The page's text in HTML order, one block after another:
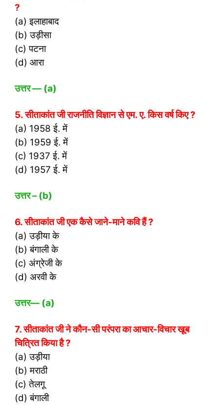
?
(a) इलाहाबाद
(b) उड़ीसा
(c) पटना
(d) आरा
उत्तर— (a)
5. सीताकांत जी राजनीति विज्ञान से एम. ए. किस वर्ष किए ?
(a) 1958 ई. में
(b) 1959 ई. में
(c) 1937 ई. में
(d) 1957 ई. में
उत्तर– (b)
6. सीताकांत जी एक कैसे जाने-माने कवि हैं ?
(a) उड़ीया के
(b) बंगाली के
(c) अंग्रेजी के
(d) अरवी के
उत्तर— (a)
7. सीताकांत जी ने कौन-सी परंपरा का आचार-विचार खूब
चित्रित किया है ?
(a) उड़ीया
(b) मराठी
(c) तेलगू
(d) बंगाली